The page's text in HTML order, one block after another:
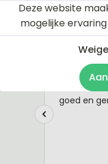
Deze website
mogelijke